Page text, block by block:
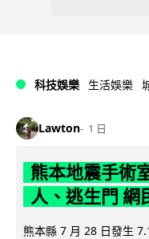
科技娛樂 生活娛樂
Lawton 1 日
熊本地震手術
人、逃生門 網
熊本縣 7 月 28 日發生